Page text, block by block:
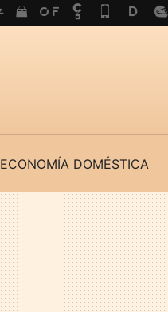
ECONOMÍA DOMÉSTICA